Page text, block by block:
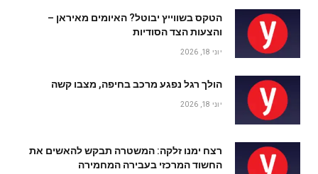
הטקס בשווייץ יבוטל? האיומים מאיראן –
והצעות הצד הסודיות
יוני 18, 2026
הולך רגל נפגע מרכב בחיפה, מצבו קשה
יוני 18, 2026
רצח ימנו זלקה: המשטרה תבקש להאשים את
החשוד המרכזי בעבירה המחמירה